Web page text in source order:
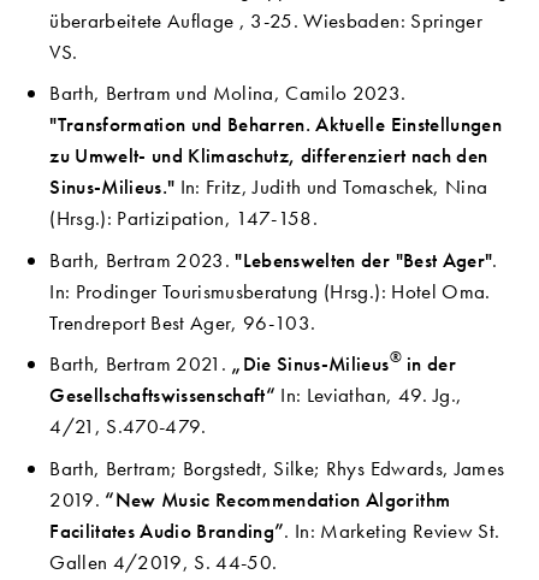
überarbeitete Auflage , 3-25. Wiesbaden: Springer
VS.
Barth, Bertram und Molina, Camilo 2023.
"Transformation und Beharren. Aktuelle Einstellungen
zu Umwelt- und Klimaschutz, differenziert nach den
Sinus-Milieus." In: Fritz, Judith und Tomaschek, Nina
(Hrsg.): Partizipation, 147-158.
Barth, Bertram 2023."Lebenswelten der "Best Ager".
In: Prodinger Tourismusberatung (Hrsg.): Hotel Oma.
Trendreport Best Ager, 96-103.
Barth, Bertram 2021. „Die Sinus-Milieus®in der
Gesellschaftswissenschaft“ In: Leviathan, 49. Jg.,
4/21, S.470-479.
Barth, Bertram; Borgstedt, Silke; Rhys Edwards, James
2019. “New Music Recommendation Algorithm
Facilitates Audio Branding”. In: Marketing Review St.
Gallen 4/2019, S. 44-50.